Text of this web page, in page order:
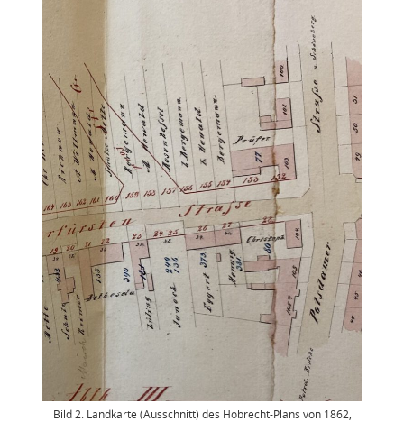
Bild 2. Landkarte (Ausschnitt) des Hobrecht-Plans von 1862,